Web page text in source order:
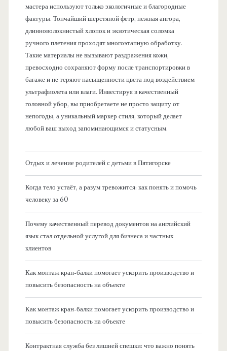
мастера используют только экологичные и благородные
фактуры. Тончайший шерстяной фетр, нежная ангора,
длинноволокнистый хлопок и экзотическая соломка
ручного плетения проходят многоэтапную обработку.
Такие материалы не вызывают раздражения кожи,
превосходно сохраняют форму после транспортировки в
багаже и не теряют насыщенности цвета под воздействием
ультрафиолета или влаги. Инвестируя в качественный
головной убор, вы приобретаете не просто защиту от
непогоды, а уникальный маркер стиля, который делает
любой ваш выход запоминающимся и статусным.
Отдых и лечение родителей с детьми в Пятигорске
Когда тело устаёт, а разум тревожится: как понять и помочь
человеку за 60
Почему качественный перевод документов на английский
язык стал отдельной услугой для бизнеса и частных
клиентов
Как монтаж кран-балки помогает ускорить производство и
повысить безопасность на объекте
Как монтаж кран-балки помогает ускорить производство и
повысить безопасность на объекте
Контрактная служба без лишней спешки: что важно понять